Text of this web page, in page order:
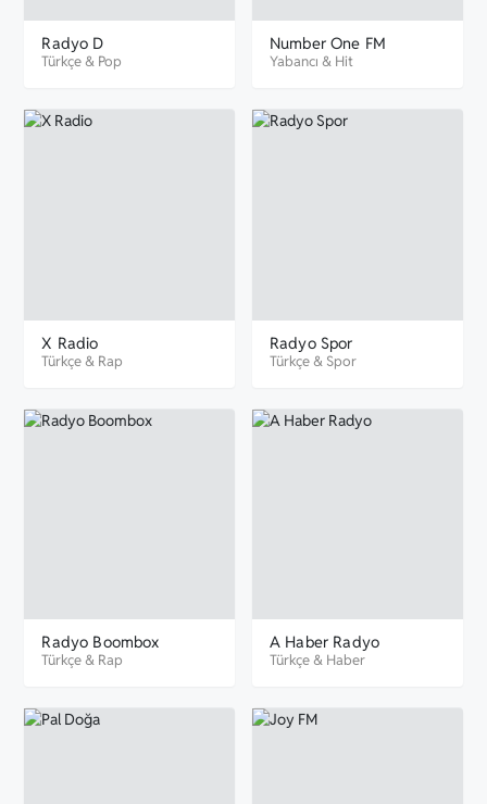
Radyo D
Türkçe& Pop
Number One FM
Yabancı & Hit
X Radio
Türkçe& Rap
Radyo Spor
Türkçe& Spor
Radyo Boombox
Türkçe& Rap
A Haber Radyo
Türkçe& Haber